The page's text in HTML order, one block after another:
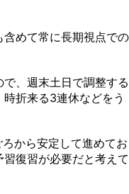
めて常に長期視点での
、週末土日で調整する
折来る3連休などをう
から安定して進めてお
復習が必要だと考えて